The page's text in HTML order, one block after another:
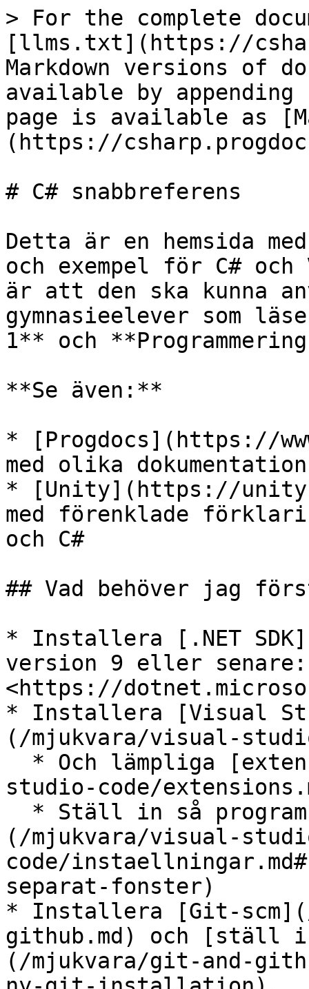
> For the complete
[llms.txt](https://
Markdown versions of
available by
page is available as
(https://
# C# snabbreferens
Detta är en hemsida
och exempel för C#
är att den ska kunna
gymnasieelever som
1** och
**Se även:**
* [Progdocs](https://
med olika
* [Unity](https://
med förenklade
och C#
## Vad behöver jag
* Installera [.NET
version 9 eller senare:
<https://
* Installera [Visual
(/mjukvara/visual-
studio-code/
(/mjukvara/visual-
code/
separat-fonster)
* Installera [Git-
github.md) och [ställ
(/mjukvara/git-and-